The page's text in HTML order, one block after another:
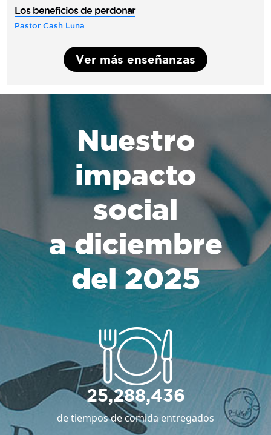
Los beneficios de perdonar
Pastor Cash Luna
Ver más enseñanzas
Nuestro
impacto
social
a diciembre
del 2025
25,288,436
de tiempos de comida entregados